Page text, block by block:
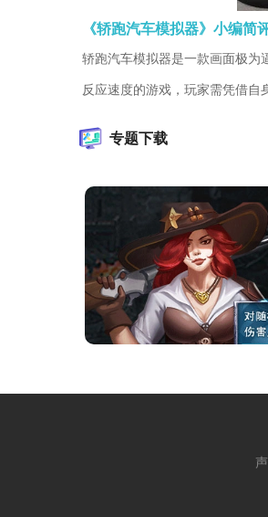
《轿跑汽车模拟器》小编简
轿跑汽车模拟器是一款画面极为
反应速度的游戏，玩家需凭借自
专题下载